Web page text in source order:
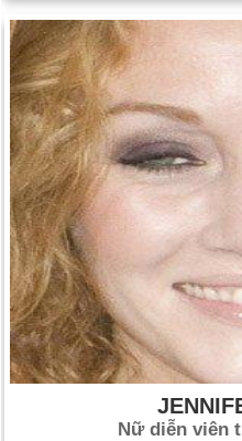
Nữ diễn viên